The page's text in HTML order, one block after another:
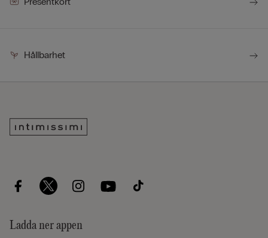
Hållbarhet
Ladda ner appen